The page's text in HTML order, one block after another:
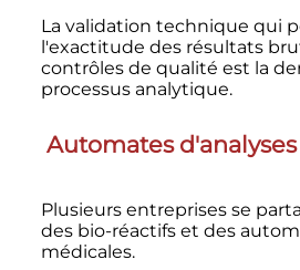
La validation technique qui
l'exactitude des résultats
contrôles de qualité est la
processus analytique.
Automates
Plusieurs entreprises se
des bio-réactifs et des
médicales.